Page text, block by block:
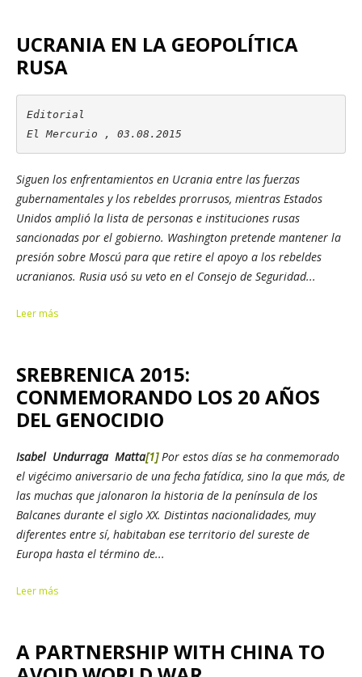
UCRANIA EN LA GEOPOLÍTICA
RUSA
Editorial
El Mercurio , 03.08.2015
Siguen los enfrentamientos en Ucrania entre las fuerzas
gubernamentales y los rebeldes prorrusos, mientras Estados
Unidos amplió la lista de personas e instituciones rusas
sancionadas por el gobierno. Washington pretende mantener la
presión sobre Moscú para que retire el apoyo a los rebeldes
ucranianos. Rusia usó su veto en el Consejo de Seguridad...
Leer más
SREBRENICA 2015:
CONMEMORANDO LOS 20 AÑOS
DEL GENOCIDIO
Isabel Undurraga Matta[1]Por estos días se ha conmemorado
el vigécimo aniversario de una fecha fatídica, sino la que más, de
las muchas que jalonaron la historia de la península de los
Balcanes durante el siglo XX. Distintas nacionalidades, muy
diferentes entre sí, habitaban ese territorio del sureste de
Europa hasta el término de...
Leer más
A PARTNERSHIP WITH CHINA TO